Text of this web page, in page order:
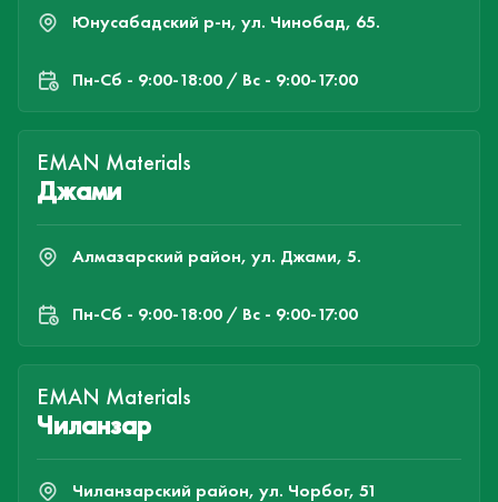
Юнусабадский р-н, ул. Чинобад, 65.
Пн-Cб - 9:00-18:00 / Вс - 9:00-17:00
EMAN Materials
Джами
Алмазарский район, ул. Джами, 5.
Пн-Cб - 9:00-18:00 / Вс - 9:00-17:00
EMAN Materials
Чиланзар
Чиланзарский район, ул. Чорбог, 51